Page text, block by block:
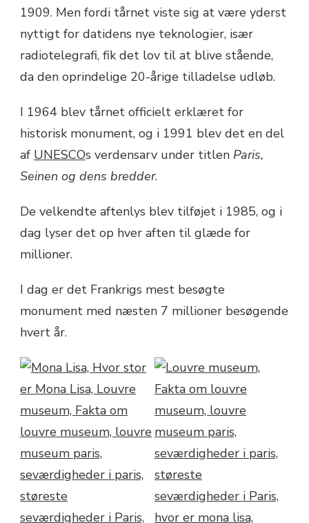
1909. Men fordi tårnet viste sig at være yderst
nyttigt for datidens nye teknologier, især
radiotelegrafi, fik det lov til at blive stående,
da den oprindelige 20-årige tilladelse udløb.
I 1964 blev tårnet officielt erklæret for
historisk monument, og i 1991 blev det en del
af UNESCOs verdensarv under titlen Paris,
Seinen og dens bredder.
De velkendte aftenlys blev tilføjet i 1985, og i
dag lyser det op hver aften til glæde for
millioner.
I dag er det Frankrigs mest besøgte
monument med næsten 7 millioner besøgende
hvert år.